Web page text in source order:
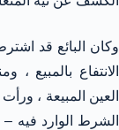
وكان البائع قد
الانتفاع
العين المبيعة ،
الشرط الوارد فيه –